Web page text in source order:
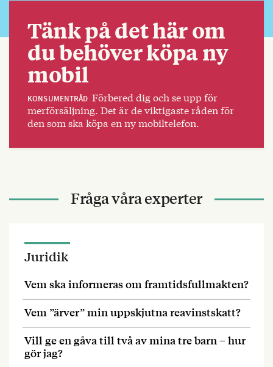
Tänk på det här om
du behöver köpa ny
mobil
KONSUMENTRÅD Förbered dig och se upp för
merförsäljning. Det är de viktigaste råden för
den som ska köpa en ny mobiltelefon.
Fråga våra experter
Juridik
Vem ska informeras om framtidsfullmakten?
Vem ”ärver” min uppskjutna reavinstskatt?
Vill ge en gåva till två av mina tre barn – hur
gör jag?